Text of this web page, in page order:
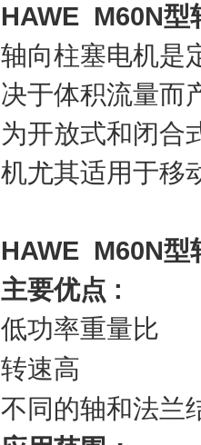
HAWE M60N型
轴向柱塞电机是
决于体积流量而
为开放式和闭合
机尤其适用于移
HAWE M60N型
主要优点 :
低功率重量比
转速高
不同的轴和法兰